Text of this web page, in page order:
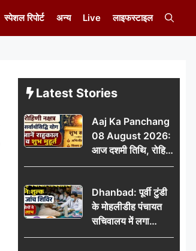
स्पेशल रिपोर्ट अन्य Live लाइफस्टाइल
Latest Stories
Aaj Ka Panchang
08 August 2026:
आज दशमी तिथि, रोहिणी
नक्षत्र और सर्वार्थसिद्धि
शुभ मुहूर्त
Dhanbad: पूर्वी टुंडी
के मोहलीडीह पंचायत
सचिवालय में लगा
निःशुल्क स्वास्थ्य जांच